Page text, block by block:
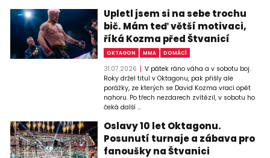
Upletl jsem si na sebe trochu
bič. Mám teď větší motivaci,
říká Kozma před Štvanicí
OKTAGON MMA DOMÁCÍ
31.07.2026
V pátek ráno váha a v sobotu boj.
Roky držel titul v Oktagonu, pak přišly ale
porážky, ze kterých se David Kozma vrací opět
nahoru. Po třech nezdarech zvítězil, v sobotu ho
čeká další ...
Oslavy 10 let Oktagonu.
Posunutí turnaje a zábava pro
fanoušky na Štvanici